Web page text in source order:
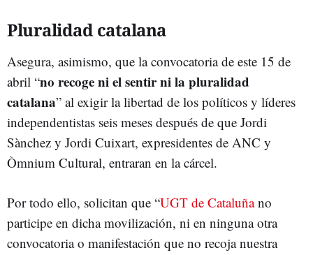
Pluralidad catalana
Asegura, asimismo, que la convocatoria de este 15 de
abril “no recoge ni el sentir ni la pluralidad
catalana” al exigir la libertad de los políticos y líderes
independentistas seis meses después de que Jordi
Sànchez y Jordi Cuixart, expresidentes de ANC y
Òmnium Cultural, entraran en la cárcel.
Por todo ello, solicitan que “UGT de Cataluñano
participe en dicha movilización, ni en ninguna otra
convocatoria o manifestación que no recoja nuestra